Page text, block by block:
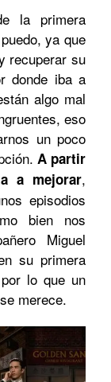
la primera
ya que
recuperar su
donde iba a
algo mal
eso
un poco
A partir
a mejorar,
episodios
bien nos
Miguel
su primera
lo que un
merece.